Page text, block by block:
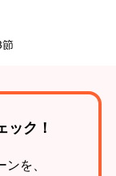
ック！
を、